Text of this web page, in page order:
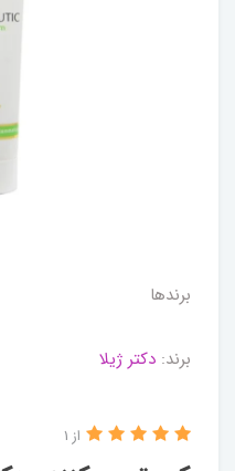
برندها
برند: دکتر ژیلا
از 1